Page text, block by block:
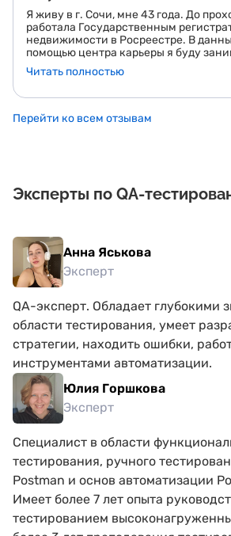
Я живу в г. Сочи, мне 43 года. До
работала Государственным
недвижимости в Росреестре. В
помощью центра карьеры я буду
работы по новой профессии -
тестированию. Решила
начала изучать информацию о ней в
отзывы самих тестировщиков,
много практики. Обучение проходит
режиме и с очень интересной подачей, не усвоить
канала, можно общаться и
и дежурными кураторами. На
около двух часов в день. После
предложили записаться на
подготовке документов,
работы, все входит в стоимость
чего не нужно. Я в восторге).
Читать полностью
Перейти ко всем отзывам
Эксперты по QA-
Анна Яськова
Эксперт
QA-эксперт. Обладает глубокими
области тестирования, умеет
стратегии, находить ошибки,
инструментами автоматизации.
Юлия Горшкова
Эксперт
Специалист в области
тестирования, ручного
Postman и основ автоматизации
Имеет более 7 лет опыта
тестированием